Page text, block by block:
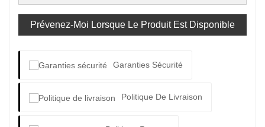
Prévenez-Moi Lorsque Le Produit Est Disponible
Garanties Sécurité
Politique De Livraison